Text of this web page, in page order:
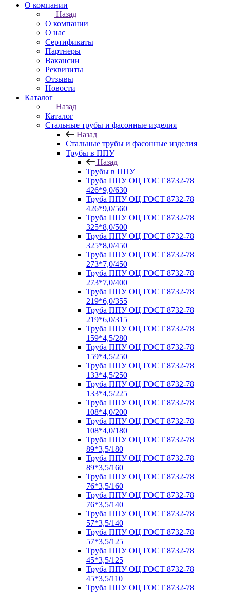
О компании
Назад
О компании
О нас
Сертификаты
Партнеры
Вакансии
Реквизиты
Отзывы
Новости
Каталог
Назад
Каталог
Стальные трубы и фасонные изделия
Назад
Стальные трубы и фасонные изделия
Трубы в ППУ
Назад
Трубы в ППУ
Труба ППУ ОЦ ГОСТ 8732-78
426*9,0/630
Труба ППУ ОЦ ГОСТ 8732-78
426*9,0/560
Труба ППУ ОЦ ГОСТ 8732-78
325*8,0/500
Труба ППУ ОЦ ГОСТ 8732-78
325*8,0/450
Труба ППУ ОЦ ГОСТ 8732-78
273*7,0/450
Труба ППУ ОЦ ГОСТ 8732-78
273*7,0/400
Труба ППУ ОЦ ГОСТ 8732-78
219*6,0/355
Труба ППУ ОЦ ГОСТ 8732-78
219*6,0/315
Труба ППУ ОЦ ГОСТ 8732-78
159*4,5/280
Труба ППУ ОЦ ГОСТ 8732-78
159*4,5/250
Труба ППУ ОЦ ГОСТ 8732-78
133*4,5/250
Труба ППУ ОЦ ГОСТ 8732-78
133*4,5/225
Труба ППУ ОЦ ГОСТ 8732-78
108*4,0/200
Труба ППУ ОЦ ГОСТ 8732-78
108*4,0/180
Труба ППУ ОЦ ГОСТ 8732-78
89*3,5/180
Труба ППУ ОЦ ГОСТ 8732-78
89*3,5/160
Труба ППУ ОЦ ГОСТ 8732-78
76*3,5/160
Труба ППУ ОЦ ГОСТ 8732-78
76*3,5/140
Труба ППУ ОЦ ГОСТ 8732-78
57*3,5/140
Труба ППУ ОЦ ГОСТ 8732-78
57*3,5/125
Труба ППУ ОЦ ГОСТ 8732-78
45*3,5/125
Труба ППУ ОЦ ГОСТ 8732-78
45*3,5/110
Труба ППУ ОЦ ГОСТ 8732-78